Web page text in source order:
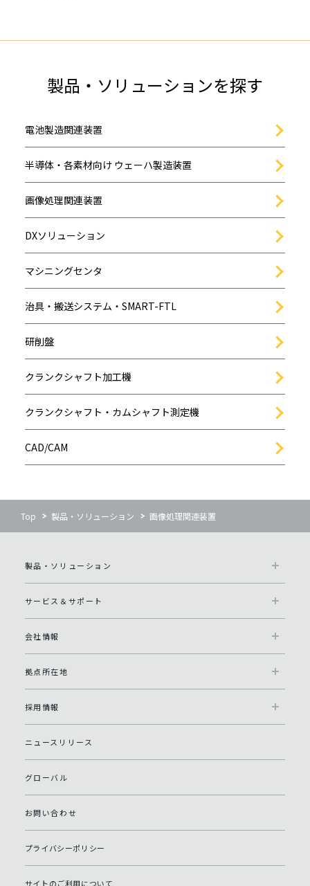
製品・ソリューションを探す
電池製造関連装置
半導体・各素材向け ウェーハ製造装置
画像処理関連装置
DXソリューション
マシニングセンタ
治具・搬送システム・SMART-FTL
研削盤
クランクシャフト加工機
クランクシャフト・カムシャフト測定機
CAD/CAM
Top 製品・ソリューション 画像処理関連装置
製品・ソリューション
サービス＆サポート
会社情報
拠点所在地
採用情報
ニュースリリース
グローバル
お問い合わせ
プライバシーポリシー
サイトのご利用について